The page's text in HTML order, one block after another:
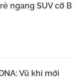
ngang SUV cỡ B
Vũ khí mới